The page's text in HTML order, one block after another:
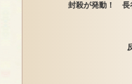
封殺が発動！ 長